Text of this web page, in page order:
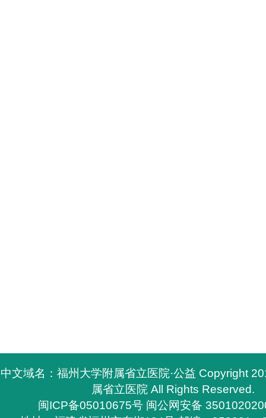
中文域名：福州大学附属省立医院·公益 Copyright
属省立医院 All Rights Reserved.
闽ICP备05010675号 闽公网安备